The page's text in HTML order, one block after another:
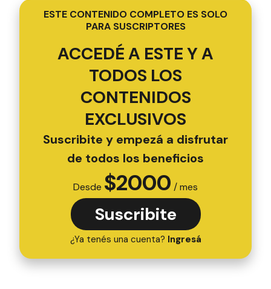
ESTE CONTENIDO COMPLETO ES SOLO
PARA SUSCRIPTORES
ACCEDÉ A ESTE Y A
TODOS LOS
CONTENIDOS
EXCLUSIVOS
Suscribite y empezá a disfrutar
de todos los beneficios
Desde $2000 / mes
Suscribite
¿Ya tenés una cuenta? Ingresá